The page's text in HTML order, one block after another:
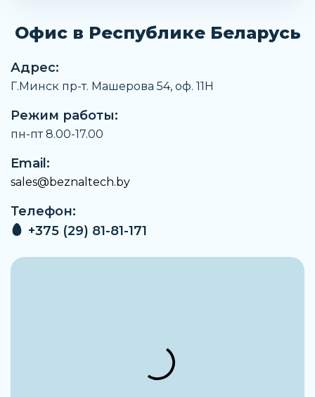
Присоединение 2
Наименование
Монтажный комплект
Офис в Республике Беларусь
Адрес:
Г.Минск пр-т. Машерова 54, оф. 11H
Режим работы:
пн-пт 8.00-17.00
Email:
sales@beznaltech.by
Телефон:
+375 (29) 81-81-171